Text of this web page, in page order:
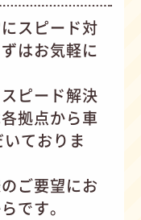
スピード対
はお気軽に
ピード解決
拠点から車
ておりま
ご要望にお
です。